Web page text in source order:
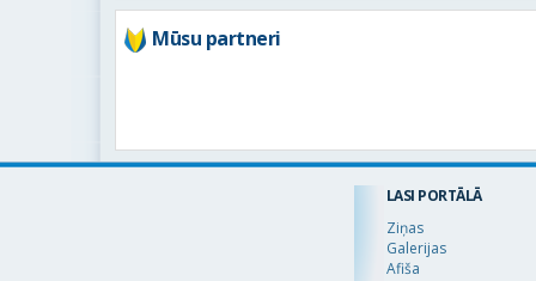
Mūsu partneri
LASI PORTĀLĀ
Ziņas
Galerijas
Afiša